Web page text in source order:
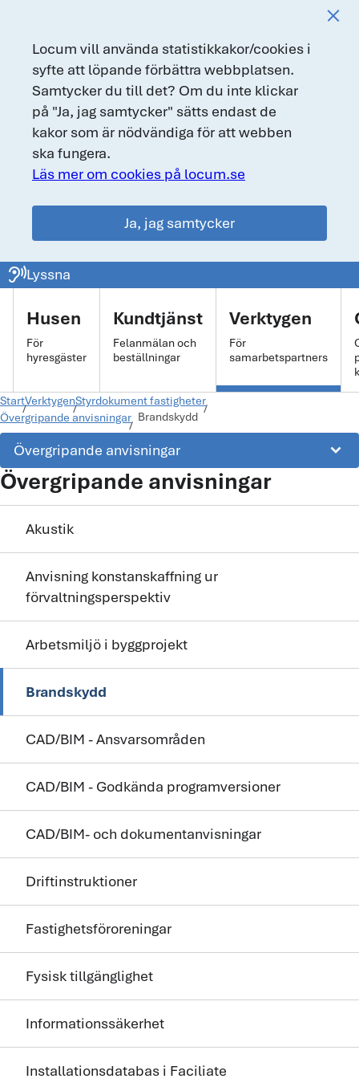
Locum vill använda statistikkakor/cookies i
syfte att löpande förbättra webbplatsen.
Samtycker du till det? Om du inte klickar
på "Ja, jag samtycker" sätts endast de
kakor som är nödvändiga för att webben
ska fungera.
Läs mer om cookies på locum.se
Ja, jag samtycker
locum.se
ear_soundLyssna
Husen
För
hyresgäster
Kundtjänst
Felanmälan och
beställningar
Verktygen
För
samarbetspartners
StartVerktygenStyrdokument fastigheter
Övergripande anvisningar Brandskydd
Övergripande anvisningar keyboard_arrow_down
Övergripande anvisningar
Akustik
Anvisning konstanskaffning ur
förvaltningsperspektiv
Arbetsmiljö i byggprojekt
Brandskydd
CAD/BIM - Ansvarsområden
CAD/BIM - Godkända programversioner
CAD/BIM- och dokumentanvisningar
Driftinstruktioner
Fastighetsföroreningar
Fysisk tillgänglighet
Informationssäkerhet
Installationsdatabas i Faciliate